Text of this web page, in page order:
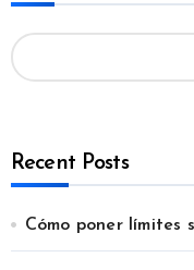
Recent Posts
Cómo poner límites